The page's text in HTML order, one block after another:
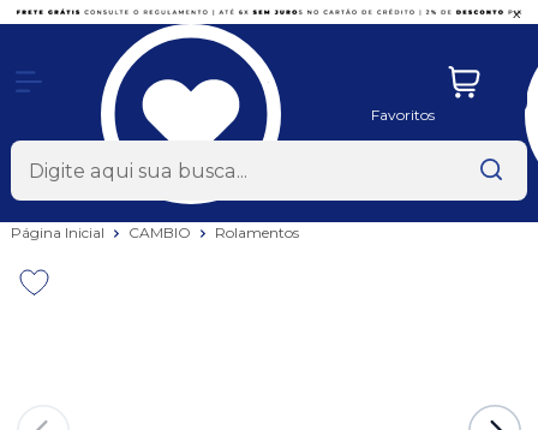
x
Favoritos
Página Inicial CAMBIO Rolamentos